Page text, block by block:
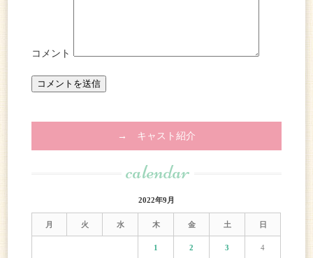
コメント
→ キャスト紹介
calendar
2022年9月
月 火 水 木 金 土 日
1 2 3 4